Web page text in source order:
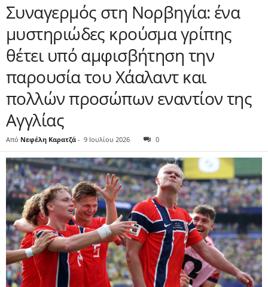
Συναγερμός στη Νορβηγία: ένα
μυστηριώδες κρούσμα γρίπης
θέτει υπό αμφισβήτηση την
παρουσία του Χάαλαντ και
πολλών προσώπων εναντίον της
Αγγλίας
Από Νεφέλη Καρατζά - 9 Ιουλίου 2026 0